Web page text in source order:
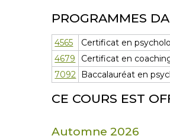
PROGRAMMES
4565
Certificat en
4679
Certificat en
7092
Baccalauréat en
CE COURS EST
Automne 2026